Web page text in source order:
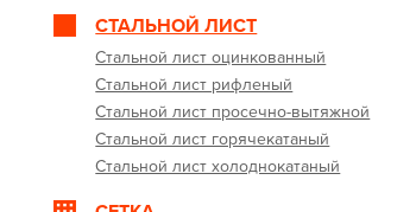
СТАЛЬНОЙ ЛИСТ
Стальной лист оцинкованный
Стальной лист рифленый
Стальной лист просечно-вытяжной
Стальной лист горячекатаный
Стальной лист холоднокатаный
КУПИТЬ
Профнастил С-8 коричневый
двухсторонний 0,35 мм (Ral 8017)
Next